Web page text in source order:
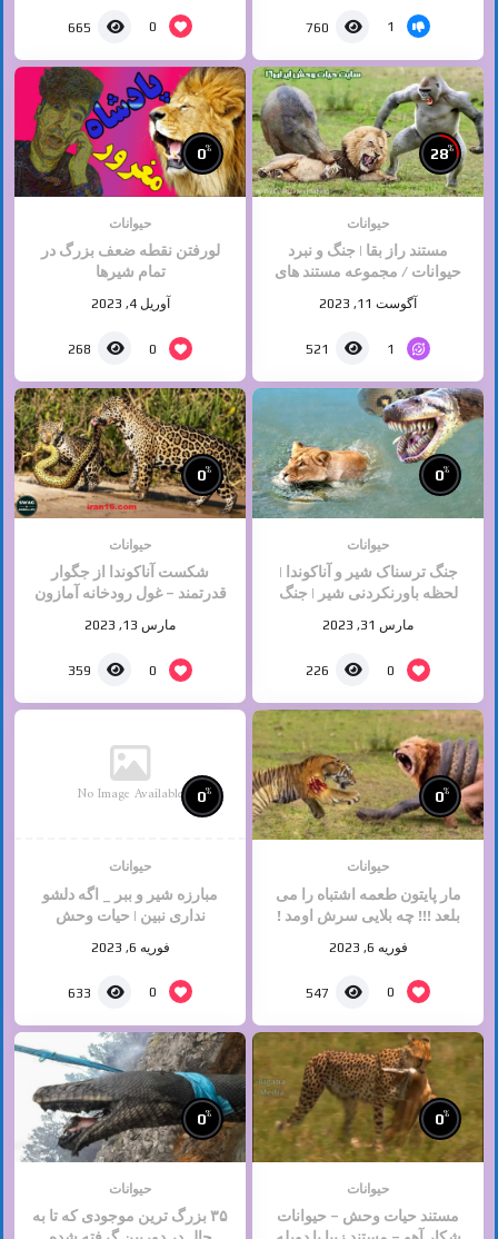
1
760
0
665
28%
حیوانات
مستند راز بقا | جنگ و نبرد
حیوانات / مجموعه مستند های
حیات وحش ایران و جهان
آگوست 11, 2023
1
521
0%
حیوانات
لورفتن نقطه ضعف بزرگ در
تمام شیرها
آوریل 4, 2023
0
268
0%
حیوانات
جنگ ترسناک شیر و آناکوندا |
لحظه باورنکردنی شیر | جنگ
حیوانات ,حیات وحش
مارس 31, 2023
0
226
0%
حیوانات
شکست آناکوندا از جگوار
قدرتمند – غول رودخانه آمازون
پایتون – حیات حیوانات وحشی
مارس 13, 2023
0
359
0%
حیوانات
مار پایتون طعمه اشتباه را می
بلعد !!! چه بلایی سرش اومد !
فوریه 6, 2023
0
547
No Image Available 0%
حیوانات
مبارزه شیر و ببر _ اگه دلشو
نداری نبین | حیات وحش
فوریه 6, 2023
0
633
0%
حیوانات
مستند حیات وحش – حیوانات
0%
حیوانات
۳۵ بزرگ ترین موجودی که تا به